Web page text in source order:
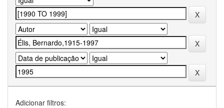
Adicionar filtros: